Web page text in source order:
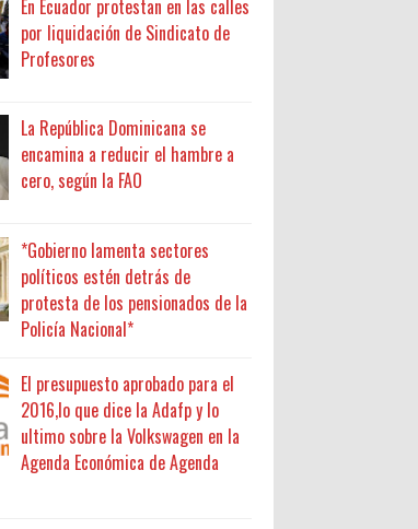
En Ecuador protestan en las calles
por liquidación de Sindicato de
Profesores
La República Dominicana se
encamina a reducir el hambre a
cero, según la FAO
*Gobierno lamenta sectores
políticos estén detrás de
protesta de los pensionados de la
Policía Nacional*
El presupuesto aprobado para el
2016,lo que dice la Adafp y lo
ultimo sobre la Volkswagen en la
Agenda Económica de Agenda